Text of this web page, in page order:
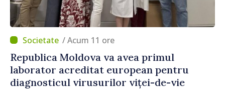
/ Acum 11 ore
Republica Moldova va avea primul
laborator acreditat european pentru
diagnosticul virusurilor viței-de-vie